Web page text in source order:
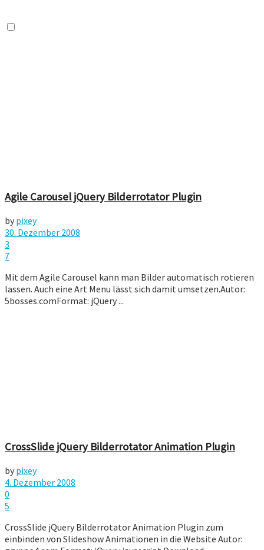
Agile Carousel jQuery Bilderrotator Plugin
by pixey
30. Dezember 2008
3
7
Mit dem Agile Carousel kann man Bilder automatisch rotieren
lassen. Auch eine Art Menu lässt sich damit umsetzen.Autor:
5bosses.comFormat: jQuery ...
CrossSlide jQuery Bilderrotator Animation Plugin
by pixey
4. Dezember 2008
0
5
CrossSlide jQuery Bilderrotator Animation Plugin zum
einbinden von Slideshow Animationen in die Website Autor: